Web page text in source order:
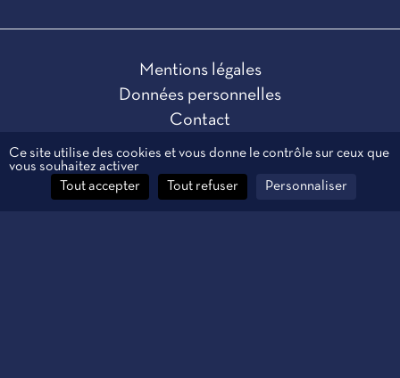
Mentions légales
Données personnelles
Contact
Gestion des cookies
Ce site utilise des cookies et vous donne le contrôle sur ceux que
vous souhaitez activer
Tout accepter
Tout refuser Personnaliser